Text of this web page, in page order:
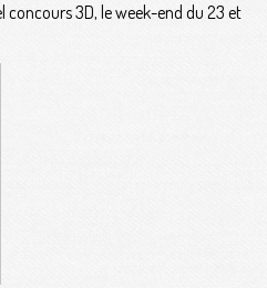
concours 3D, le week-end du 23 et